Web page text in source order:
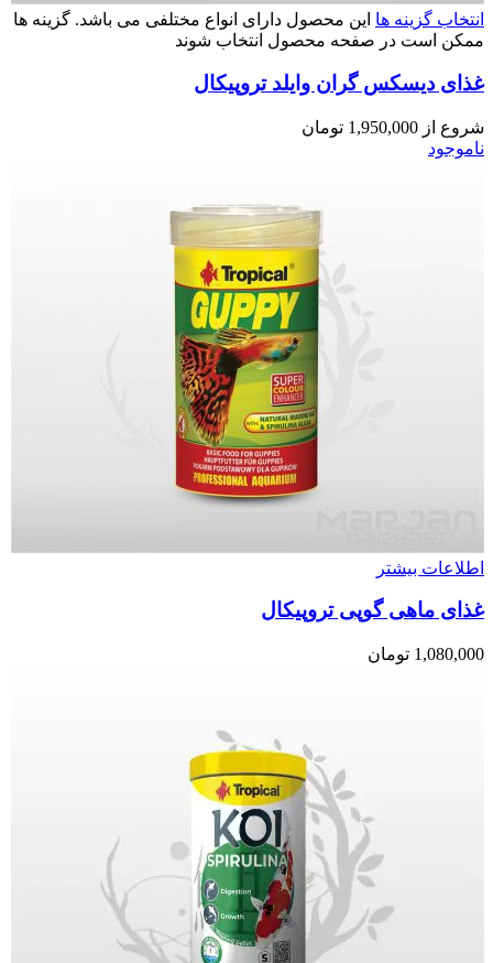
انتخاب گزینه ها این محصول دارای انواع مختلفی می باشد. گزینه ها
ممکن است در صفحه محصول انتخاب شوند
غذای دیسکس گران وایلد تروپیکال
شروع از 1,950,000 تومان
ناموجود
اطلاعات بیشتر
غذای ماهی گوپی تروپیکال
1,080,000 تومان